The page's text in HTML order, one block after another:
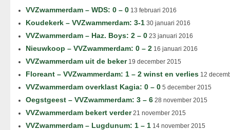
VVZwammerdam – WDS: 0 – 0 13 februari 2016
Koudekerk – VVZwammerdam: 3-1 30 januari 2016
VVZwammerdam – Haz. Boys: 2 – 0 23 januari 2016
Nieuwkoop – VVZwammerdam: 0 – 2 16 januari 2016
VVZwammerdam uit de beker19 december 2015
Floreant – VVZwammerdam: 1 – 2 winst en verlies 12
VVZwammerdam overklast Kagia: 0 – 0 5 december 2015
Oegstgeest – VVZwammerdam: 3 – 6 28 november 2015
VVZwammerdam bekert verder21 november 2015
VVZwammerdam – Lugdunum: 1 – 1 14 november 2015